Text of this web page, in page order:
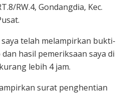
RW.4, Gondangdia, Kec.
telah melampirkan bukti-
hasil pemeriksaan saya di
lebih 4 jam.
surat penghentian